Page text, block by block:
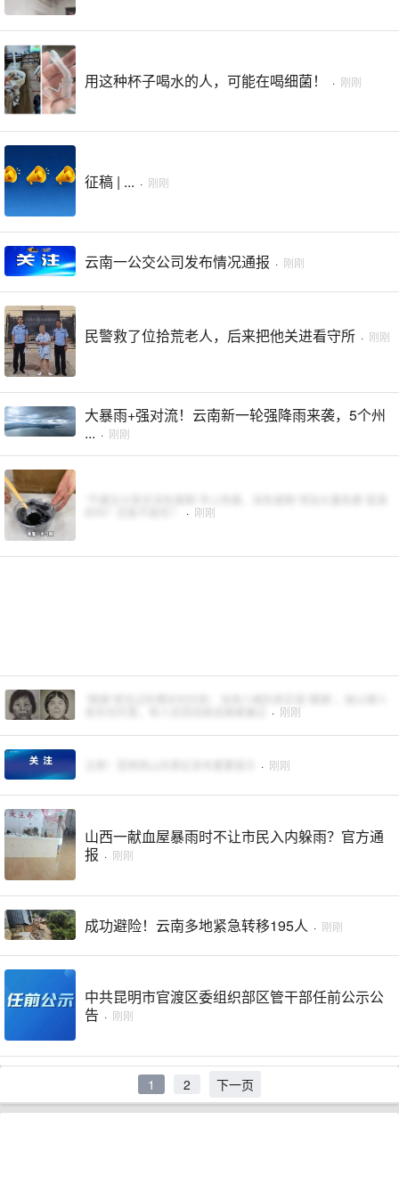
用这种杯子喝水的人，可能在喝细菌！ · 刚刚
征稿 | ... · 刚刚
云南一公交公司发布情况通报 · 刚刚
民警救了位拾荒老人，后来把他关进看守所 · 刚刚
大暴雨+强对流！云南新一轮强降雨来袭，5个州
... · 刚刚
· 刚刚
· 刚刚
· 刚刚
山西一献血屋暴雨时不让市民入内躲雨？官方通
报 · 刚刚
成功避险！云南多地紧急转移195人 · 刚刚
中共昆明市官渡区委组织部区管干部任前公示公
告 · 刚刚
1 2 下一页